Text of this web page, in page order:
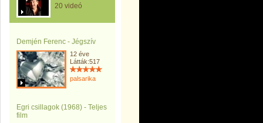
20 videó
Demjén Ferenc - Jégszív
12 éve
Látták:517
palsarika
Egri csillagok (1968) - Teljes
film